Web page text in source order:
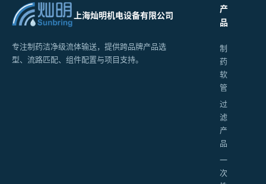
上海灿明机电设备有限公司
专注制药洁净级流体输送，提供跨品牌产品选
型、流路匹配、组件配置与项目支持。
产
品
制
药
软
管
过
滤
产
品
一
次